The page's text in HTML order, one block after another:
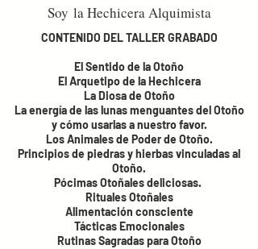
Soy la Hechicera Alquimista
CONTENIDO DEL TALLER GRABADO
El Sentido de la Otoño
El Arquetipo de la Hechicera
La Diosa de Otoño
La energía de las lunas menguantes del Otoño
y cómo usarlas a nuestro favor.
Los Animales de Poder de Otoño.
Principios de piedras y hierbas vinculadas al
Otoño.
Pócimas Otoñales deliciosas.
Rituales Otoñales
Alimentación consciente
Tácticas Emocionales
Rutinas Sagradas para Otoño